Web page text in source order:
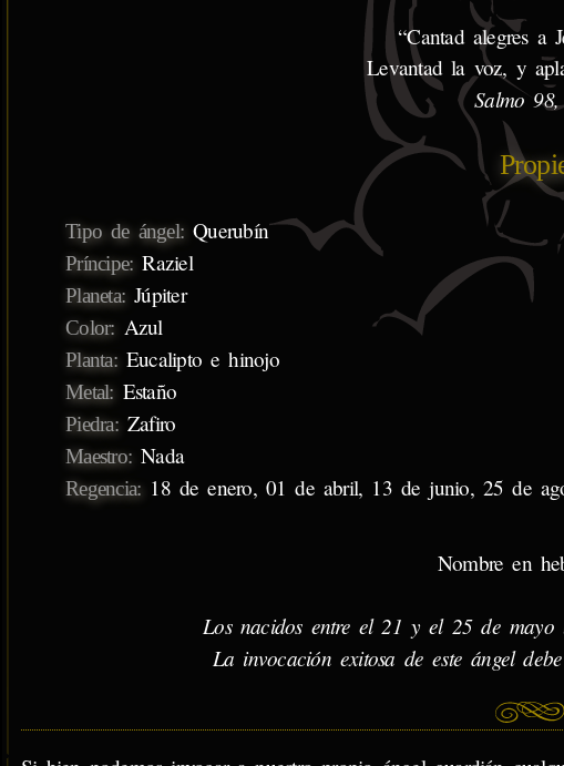
“Cantad alegres a
Levantad la voz, y
Salmo
Tipo de ángel: Querubín
Príncipe: Raziel
Planeta: Júpiter
Color: Azul
Planta:Eucalipto e hinojo
Metal: Estaño
Piedra:Zafiro
Maestro: Nada
Regencia: 18 de enero, 01 de abril, 13 de junio, 25 de
Nombre en
Los nacidos entre el 21 y el 25 de
La invocación exitosa de este ángel